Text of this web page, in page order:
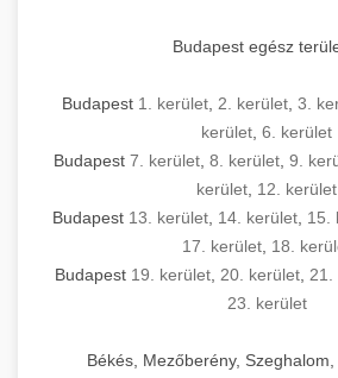
Budapest egész
Budapest 1. kerület 2. kerület 3.
kerület 6. kerület
Budapest 7. kerület, 8. kerület, 9.
kerület 12. kerület
Budapest 13. kerület 14. kerület 15.
17. kerület 18.
Budapest 19. kerület 20. kerület 21.
23. kerület
Békés, Mezőberény, Szeghalom,